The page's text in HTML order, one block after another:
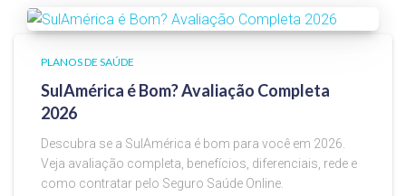
PLANOS DE SAÚDE
SulAmérica é Bom? Avaliação Completa
2026
Descubra se a SulAmérica é bom para você em 2026.
Veja avaliação completa, benefícios, diferenciais, rede e
como contratar pelo Seguro Saúde Online.